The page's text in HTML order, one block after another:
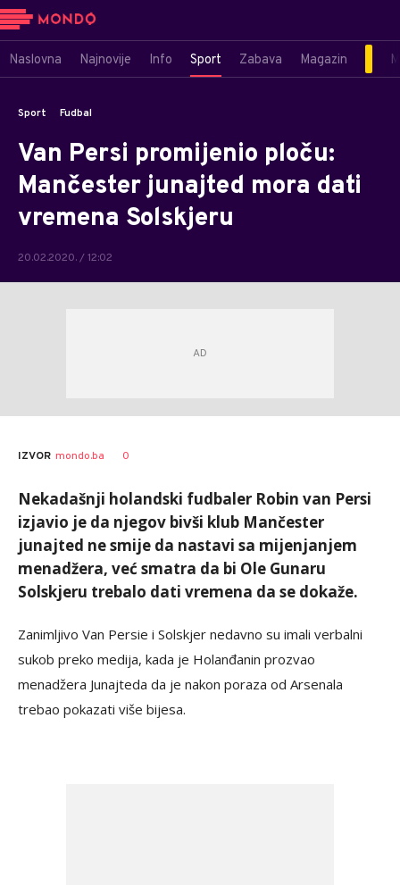
Naslovna Najnovije Info Sport Zabava Magazin
Sport Fudbal
Van Persi promijenio ploču:
Mančester junajted mora dati
vremena Solskjeru
20.02.2020. / 12:02
IZVOR mondo.ba 0
Nekadašnji holandski fudbaler Robin van Persi
izjavio je da njegov bivši klub Mančester
junajted ne smije da nastavi sa mijenjanjem
menadžera, već smatra da bi Ole Gunaru
Solskjeru trebalo dati vremena da se dokaže.
Zanimljivo Van Persie i Solskjer nedavno su imali verbalni
sukob preko medija, kada je Holanđanin prozvao
menadžera Junajteda da je nakon poraza od Arsenala
trebao pokazati više bijesa.